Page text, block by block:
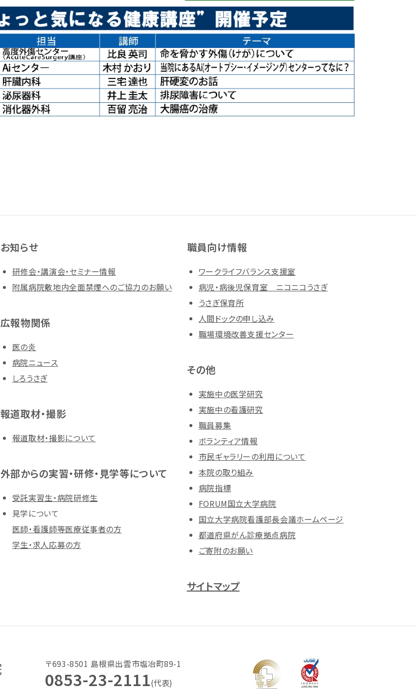
お知らせ
研修会・講演会・セミナー情報
附属病院敷地内全面禁煙へのご協力のお願い
広報物関係
医の炎
病院ニュース
しろうさぎ
報道取材・撮影
報道取材・撮影について
外部からの実習・研修・見学等について
受託実習生・病院研修生
見学について
医師・看護師等医療従事者の方
学生・求人応募の方
職員向け情報
ワークライフバランス支援室
病児・病後児保育室 ニコニコうさぎ
うさぎ保育所
人間ドックの申し込み
職場環境改善支援センター
その他
実施中の医学研究
実施中の看護研究
職員募集
ボランティア情報
市民ギャラリーの利用について
本院の取り組み
病院指標
FORUM国立大学病院
国立大学病院看護部長会議ホームページ
都道府県がん診療拠点病院
ご寄附のお願い
サイトマップ
〒693-8501 島根県出雲市塩冶町89-1
0853-23-2111(代表)